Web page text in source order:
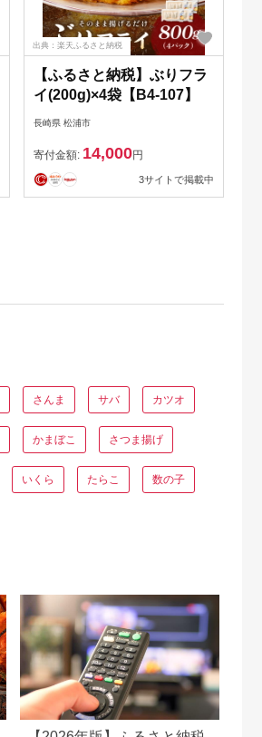
出典：楽天ふるさと納税
【ふるさと納税】ぶりフラ
イ(200g)×4袋【B4-107】
長崎県 松浦市
寄付金額: 14,000円
3サイトで掲載中
さんま サバ カツオ
かまぼこ さつま揚げ
いくら たらこ 数の子